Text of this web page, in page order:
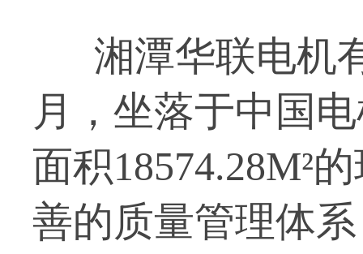
湘潭华联电机
月，坐落于中国
面积18574.28M²
善的质量管理体